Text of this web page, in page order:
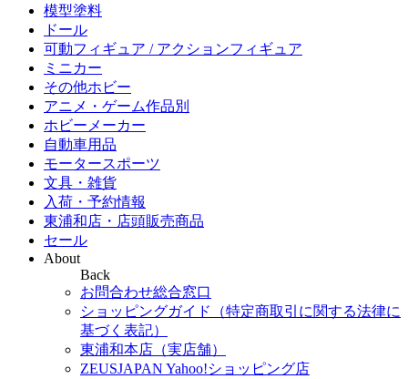
模型塗料
ドール
可動フィギュア / アクションフィギュア
ミニカー
その他ホビー
アニメ・ゲーム作品別
ホビーメーカー
自動車用品
モータースポーツ
文具・雑貨
入荷・予約情報
東浦和店・店頭販売商品
セール
About
Back
お問合わせ総合窓口
ショッピングガイド（特定商取引に関する法律に
基づく表記）
東浦和本店（実店舗）
ZEUSJAPAN Yahoo!ショッピング店